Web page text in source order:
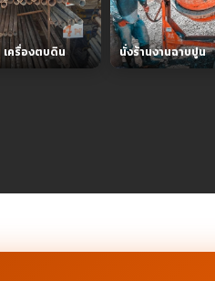
ครื่องตบดิน นั่งร้านงานฉาบปูน